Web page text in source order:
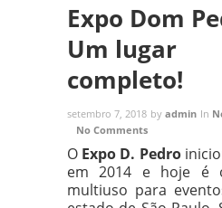
Expo Dom
Um lugar
completo!
setembro 7, 2018 by admin In
No Comments
O Expo D. Pedro
em 2014 e hoje é
multiuso para